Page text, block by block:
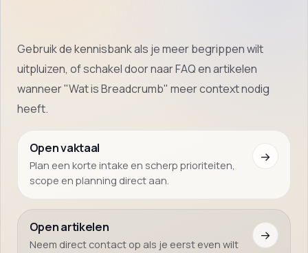
Gebruik de kennisbank als je meer begrippen wilt
uitpluizen, of schakel door naar FAQ en artikelen
wanneer "Wat is Breadcrumb" meer context nodig
heeft.
Open vaktaal
Plan een korte intake en scherp prioriteiten,
scope en planning direct aan.
→
Open artikelen
Neem direct contact op als je eerst even wilt
→